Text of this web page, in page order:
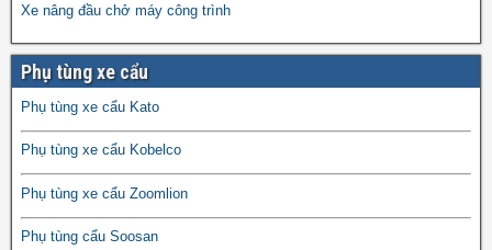
Xe nâng đầu chở máy công trình
Phụ tùng xe cẩu
Phụ tùng xe cẩu Kato
Phụ tùng xe cẩu Kobelco
Phụ tùng xe cẩu Zoomlion
Phụ tùng cẩu Soosan